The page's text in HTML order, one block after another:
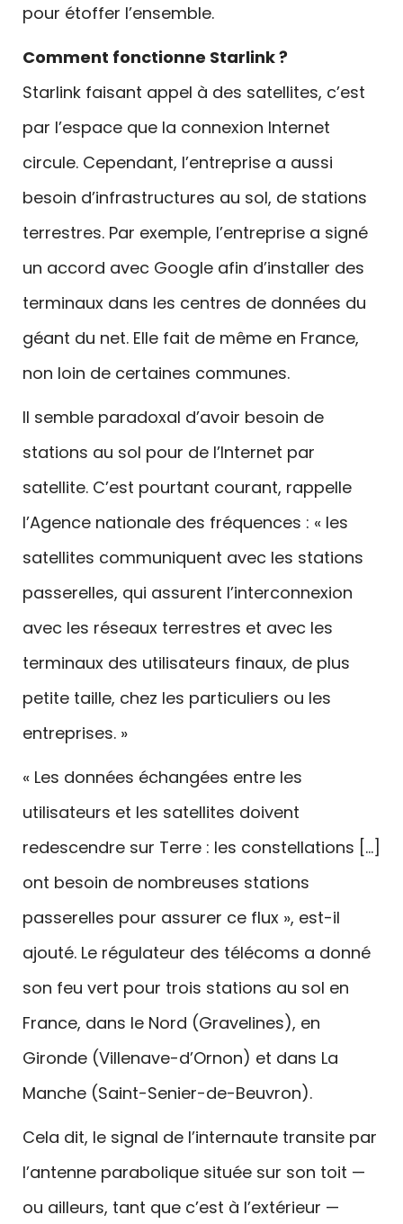
pour étoffer l’ensemble.
Comment fonctionne Starlink ?
Starlink faisant appel à des satellites, c’est
par l’espace que la connexion Internet
circule. Cependant, l’entreprise a aussi
besoin d’infrastructures au sol, de stations
terrestres. Par exemple, l’entreprise a signé
un accord avec Google afin d’installer des
terminaux dans les centres de données du
géant du net. Elle fait de même en France,
non loin de certaines communes.
Il semble paradoxal d’avoir besoin de
stations au sol pour de l’Internet par
satellite. C’est pourtant courant, rappelle
l’Agence nationale des fréquences : « les
satellites communiquent avec les stations
passerelles, qui assurent l’interconnexion
avec les réseaux terrestres et avec les
terminaux des utilisateurs finaux, de plus
petite taille, chez les particuliers ou les
entreprises. »
« Les données échangées entre les
utilisateurs et les satellites doivent
redescendre sur Terre : les constellations […]
ont besoin de nombreuses stations
passerelles pour assurer ce flux », est-il
ajouté. Le régulateur des télécoms a donné
son feu vert pour trois stations au sol en
France, dans le Nord (Gravelines), en
Gironde (Villenave-d’Ornon) et dans La
Manche (Saint-Senier-de-Beuvron).
Cela dit, le signal de l’internaute transite par
l’antenne parabolique située sur son toit —
ou ailleurs, tant que c’est à l’extérieur —